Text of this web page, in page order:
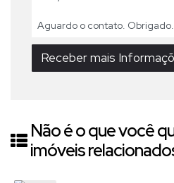
Não é o que você
imóveis